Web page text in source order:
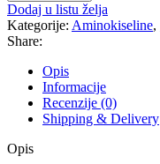
Dodaj u listu želja
Kategorije: Aminokiseline,
Share:
Opis
Informacije
Recenzije (0)
Shipping & Delivery
Opis